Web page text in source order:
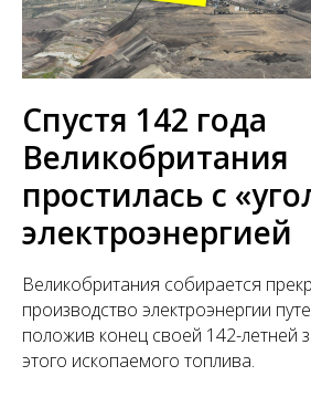
Спустя 142 года
Великобритания
проcтилась с
электроэнергией
Великобритания собирается
производство электроэнергии
положив конец своей 142-летней
этого ископаемого топлива.